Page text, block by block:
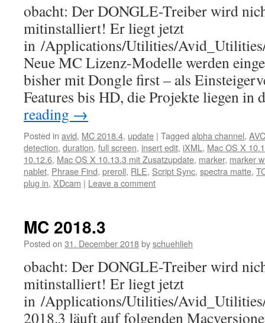
obacht: Der DONGLE-Treiber wird
mitinstalliert! Er liegt jetzt
in /Applications/Utilities/
Neue MC Lizenz-Modelle werden
bisher mit Dongle first – als
Features bis HD, die Projekte liegen
reading →
Posted in avid, MC 2018.4, update | Tagged alpha channel,
detection, duration, full screen, insert edit, iXML , Mac OS X
10.12.6, Mac OS X 10.13.3 mit Zusatzupdate, marker, marker
nablet, Phrase Find, preroll, RLE, Script Sync, spectra matte,
plug in, XDcam | Leave a comment
MC 2018.3
Posted on 31. December 2018byschuehlieh
obacht: Der DONGLE-Treiber wird
mitinstalliert! Er liegt jetzt
in /Applications/Utilities/
2018.3 läuft auf folgenden